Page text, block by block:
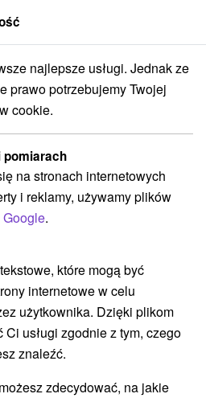
z kąpielą siarkową i hydromasażem
z kąpielą
aktualnych ofert.
Piešťany
zamknięty z naszą ofertą!
najlepsze usługi. Jednak ze
prawo potrzebujemy Twojej
cookie.
pomiarach
na stronach internetowych
i reklamy, używamy plików
Google.
które mogą być
internetowe w celu
użytkownika. Dzięki plikom
usługi zgodnie z tym, czego
znaleźć.
zdecydować, na jakie